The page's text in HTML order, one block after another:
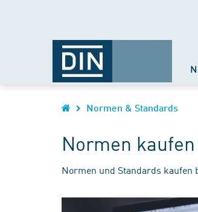
Normen & Standards
Normen kaufen
Normen und Standards kaufen